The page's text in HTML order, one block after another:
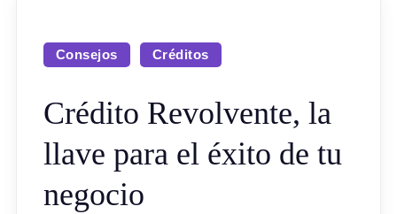
Consejos Créditos
Crédito Revolvente, la
llave para el éxito de tu
negocio